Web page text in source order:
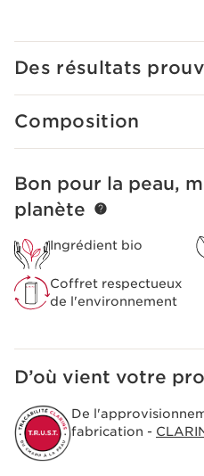
lèvres un véritable bain de
n'avez pas trouvé votre
Pour des lèvres plus belles
Confort Lèvres avant de
être soigneusement
Des résultats
Composition
ALLER AU CONTENU
Bon pour la peau,
planète
Ingrédient bio
Coffret respectueux
de l'environnement
D’où vient votre
De
fabrication -